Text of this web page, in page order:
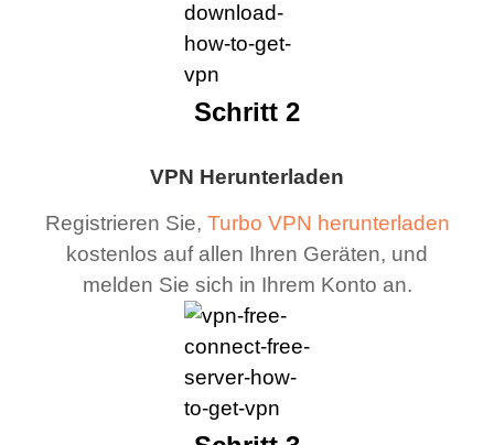
VPN Herunterladen
Registrieren Sie, Turbo VPN herunterladen
kostenlos auf allen Ihren Geräten, und
melden Sie sich in Ihrem Konto an.
Schritt 2